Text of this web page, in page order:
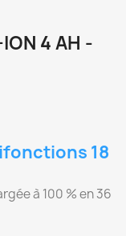
4 AH -
18
à 100 % en 36